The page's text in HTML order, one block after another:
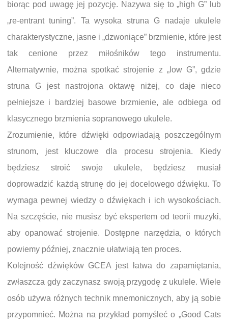
biorąc pod uwagę jej pozycję. Nazywa się to „high G” lub
„re-entrant tuning”. Ta wysoka struna G nadaje ukulele
charakterystyczne, jasne i „dzwoniące” brzmienie, które jest
tak cenione przez miłośników tego instrumentu.
Alternatywnie, można spotkać strojenie z „low G”, gdzie
struna G jest nastrojona oktawę niżej, co daje nieco
pełniejsze i bardziej basowe brzmienie, ale odbiega od
klasycznego brzmienia sopranowego ukulele.
Zrozumienie, które dźwięki odpowiadają poszczególnym
strunom, jest kluczowe dla procesu strojenia. Kiedy
będziesz stroić swoje ukulele, będziesz musiał
doprowadzić każdą strunę do jej docelowego dźwięku. To
wymaga pewnej wiedzy o dźwiękach i ich wysokościach.
Na szczęście, nie musisz być ekspertem od teorii muzyki,
aby opanować strojenie. Dostępne narzędzia, o których
powiemy później, znacznie ułatwiają ten proces.
Kolejność dźwięków GCEA jest łatwa do zapamiętania,
zwłaszcza gdy zaczynasz swoją przygodę z ukulele. Wiele
osób używa różnych technik mnemonicznych, aby ją sobie
przypomnieć. Można na przykład pomyśleć o „Good Cats